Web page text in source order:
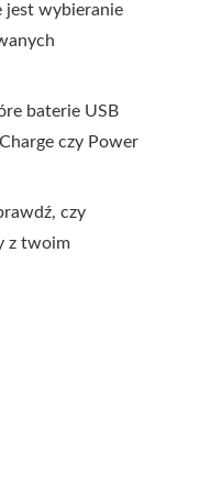
jest wybieranie
baterie USB
czy Power
czy
z twoim